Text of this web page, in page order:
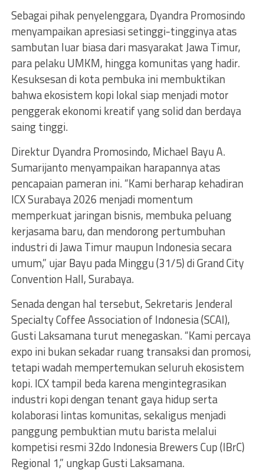
Sebagai pihak penyelenggara, Dyandra Promosindo
menyampaikan apresiasi setinggi-tingginya atas
sambutan luar biasa dari masyarakat Jawa Timur,
para pelaku UMKM, hingga komunitas yang hadir.
Kesuksesan di kota pembuka ini membuktikan
bahwa ekosistem kopi lokal siap menjadi motor
penggerak ekonomi kreatif yang solid dan berdaya
saing tinggi.
Direktur Dyandra Promosindo, Michael Bayu A.
Sumarijanto menyampaikan harapannya atas
pencapaian pameran ini. “Kami berharap kehadiran
ICX Surabaya 2026 menjadi momentum
memperkuat jaringan bisnis, membuka peluang
kerjasama baru, dan mendorong pertumbuhan
industri di Jawa Timur maupun Indonesia secara
umum,” ujar Bayu pada Minggu (31/5) di Grand City
Convention Hall, Surabaya.
Senada dengan hal tersebut, Sekretaris Jenderal
Specialty Coffee Association of Indonesia (SCAI),
Gusti Laksamana turut menegaskan. “Kami percaya
expo ini bukan sekadar ruang transaksi dan promosi,
tetapi wadah mempertemukan seluruh ekosistem
kopi. ICX tampil beda karena mengintegrasikan
industri kopi dengan tenant gaya hidup serta
kolaborasi lintas komunitas, sekaligus menjadi
panggung pembuktian mutu barista melalui
kompetisi resmi 32do Indonesia Brewers Cup (IBrC)
Regional 1,” ungkap Gusti Laksamana.